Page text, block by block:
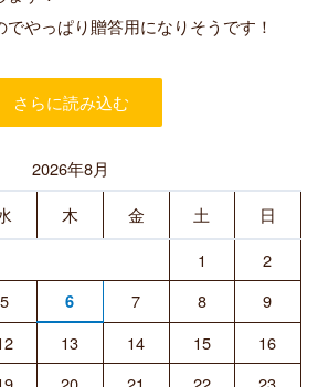
やっぱり贈答用になりそうです！
さらに読み込む
2026年8月
木 金 土
日
1
2
5 6 7 8
9
13 14 15
16